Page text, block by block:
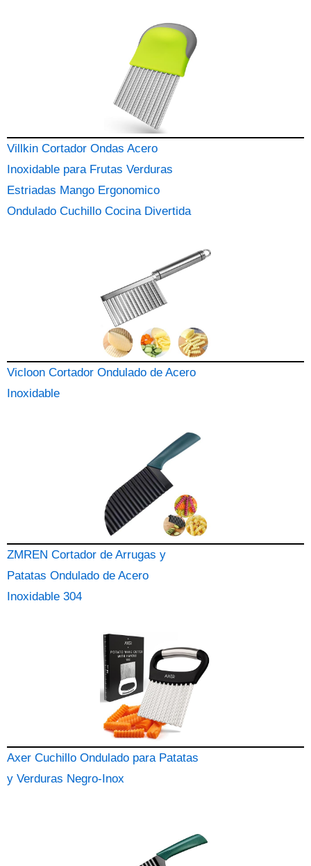
Villkin Cortador Ondas Acero
Inoxidable para Frutas Verduras
Estriadas Mango Ergonomico
Ondulado Cuchillo Cocina Divertida
Vicloon Cortador Ondulado de Acero
Inoxidable
ZMREN Cortador de Arrugas y
Patatas Ondulado de Acero
Inoxidable 304
Axer Cuchillo Ondulado para Patatas
y Verduras Negro-Inox